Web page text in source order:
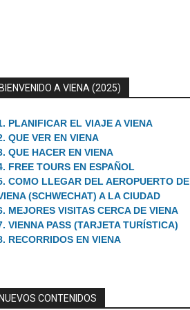
A VIENA (2025)
PLANIFICAR EL VIAJE A VIENA
QUE VER EN VIENA
QUE HACER EN VIENA
FREE TOURS EN ESPAÑOL
COMO LLEGAR DEL AEROPUERTO DE
(SCHWECHAT) A LA CIUDAD
MEJORES VISITAS CERCA DE VIENA
VIENNA PASS (TARJETA TURÍSTICA)
RECORRIDOS EN VIENA
CONTENIDOS